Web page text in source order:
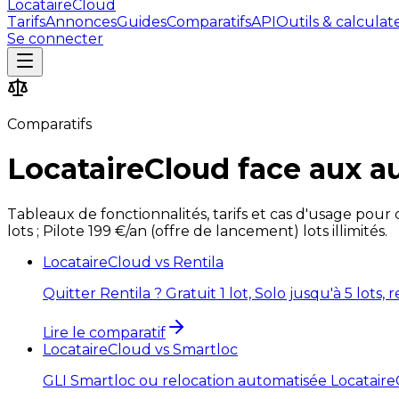
LocataireCloud
TarifsAnnoncesGuidesComparatifsAPIOutils &
Se connecter
Comparatifs
LocataireCloud face aux
Tableaux de fonctionnalités, tarifs et cas d'usage
lots ; Pilote 199 €/an (offre de lancement) lots illimités.
LocataireCloud vs Rentila
Quitter Rentila ? Gratuit 1 lot, Solo jusqu'à 5
Lire le comparatif
LocataireCloud vs Smartloc
GLI Smartloc ou relocation automatisée